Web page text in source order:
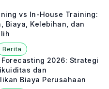
vs In-House Training:
Biaya, Kelebihan, dan
Berita
Forecasting 2026: Strategi
dan
Biaya Perusahaan